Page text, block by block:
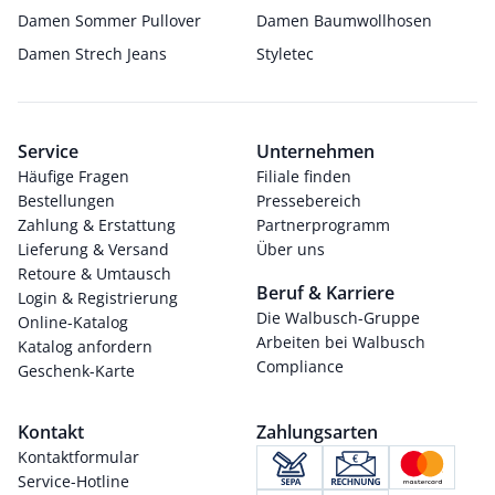
Damen Sommer Pullover
Damen Baumwollhosen
Damen Strech Jeans
Styletec
Service
Häufige Fragen
Bestellungen
Zahlung & Erstattung
Lieferung & Versand
Retoure & Umtausch
Login & Registrierung
Online-Katalog
Katalog anfordern
Geschenk-Karte
Unternehmen
Filiale finden
Pressebereich
Partnerprogramm
Über uns
Beruf & Karriere
Die Walbusch-Gruppe
Arbeiten bei Walbusch
Compliance
Kontakt
Kontaktformular
Service-Hotline
Zahlungsarten